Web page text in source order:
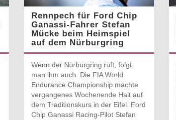
Rennpech für Ford Chip
Ganassi-Fahrer Stefan
Mücke beim Heimspiel
auf dem Nürburgring
Wenn der Nürburgring ruft, folgt
man ihm auch. Die FIA World
Endurance Championship machte
vergangenes Wochenende Halt auf
dem Traditionskurs in der Eifel. Ford
Chip Ganassi Racing-Pilot Stefan